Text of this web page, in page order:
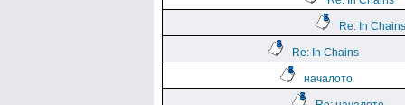
Re: In Chains
Re: In Chains
началото